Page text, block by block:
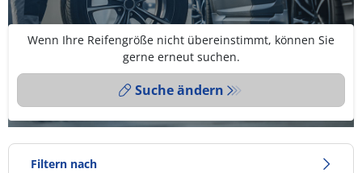
Wenn Ihre Reifengröße nicht übereinstimmt, können Sie
gerne erneut suchen.
Suche ändern
Filtern nach